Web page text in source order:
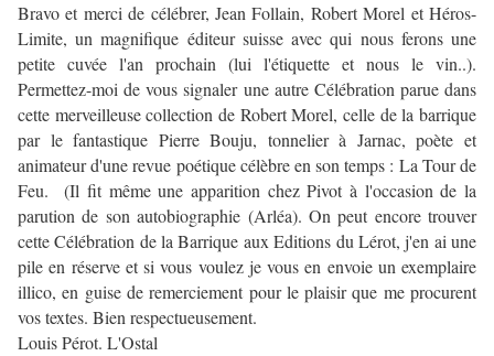
Bravo et merci de célébrer, Jean Follain, Robert Morel et Héros-
Limite, un magnifique éditeur suisse avec qui nous ferons une
petite cuvée l'an prochain (lui l'étiquette et nous le vin..).
Permettez-moi de vous signaler une autre Célébration parue dans
cette merveilleuse collection de Robert Morel, celle de la barrique
par le fantastique Pierre Bouju, tonnelier à Jarnac, poète et
animateur d'une revue poétique célèbre en son temps : La Tour de
Feu. (Il fit même une apparition chez Pivot à l'occasion de la
parution de son autobiographie (Arléa). On peut encore trouver
cette Célébration de la Barrique aux Editions du Lérot, j'en ai une
pile en réserve et si vous voulez je vous en envoie un exemplaire
illico, en guise de remerciement pour le plaisir que me procurent
vos textes. Bien respectueusement.
Louis Pérot. L'Ostal